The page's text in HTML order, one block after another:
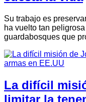
Su trabajo es
ha vuelto tan
guardabosques que
La difícil